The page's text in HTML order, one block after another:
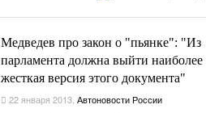
Медведев про закон о "пьянке": "Из
парламента должна выйти наиболее
жесткая версия этого документа"
22 января 2013 Автоновости России